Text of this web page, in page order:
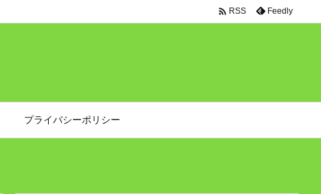
プライバシーポリシー
 RSS Feedly